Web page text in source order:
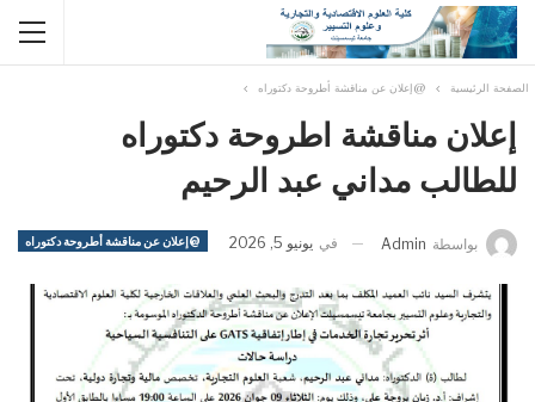
الصفحة الرئيسية @إعلان عن مناقشة أطروحة دكتوراه
إعلان مناقشة اطروحة دكتوراه
للطالب مداني عبد الرحيم
@إعلان عن مناقشة أطروحة دكتوراه بواسطة Admin في يونيو 5, 2026